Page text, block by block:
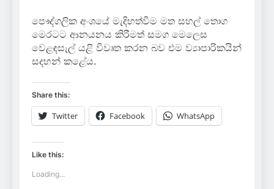
පෞද්ගලික අංශයේ මැදිහත්වීම මත සහල් තොග
මෙරටට ආනයනය කිරීමත් සමග මෙලෙස
වෙළඳසැල් යළි විවෘත කරන බව එම ව්‍යාපාරිකයින්
සදහන් කළේය.
Share this:
Twitter Facebook WhatsApp
Like this:
Loading...